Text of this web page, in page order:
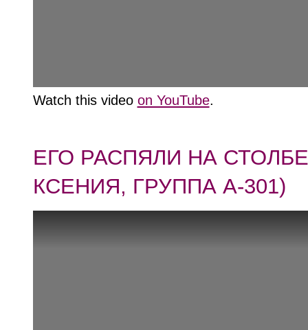
Watch this video on YouTube.
ЕГО РАСПЯЛИ НА
КСЕНИЯ, ГРУППА А-301)